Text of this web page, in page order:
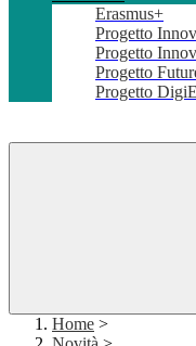
Erasmus+
Progetto
Progetto
Progetto
Progetto
Home >